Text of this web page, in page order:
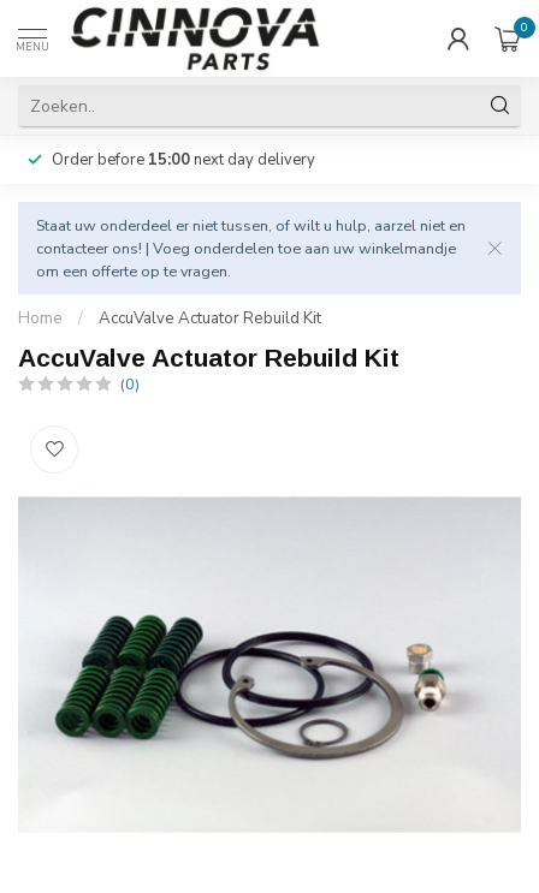
MENU
0
Order before 15:00next day delivery
Staat uw onderdeel er niet tussen, of wilt u hulp, aarzel niet en
contacteer ons! | Voeg onderdelen toe aan uw winkelmandje
om een offerte op te vragen.
Home / AccuValve Actuator Rebuild Kit
AccuValve Actuator Rebuild Kit
(0)